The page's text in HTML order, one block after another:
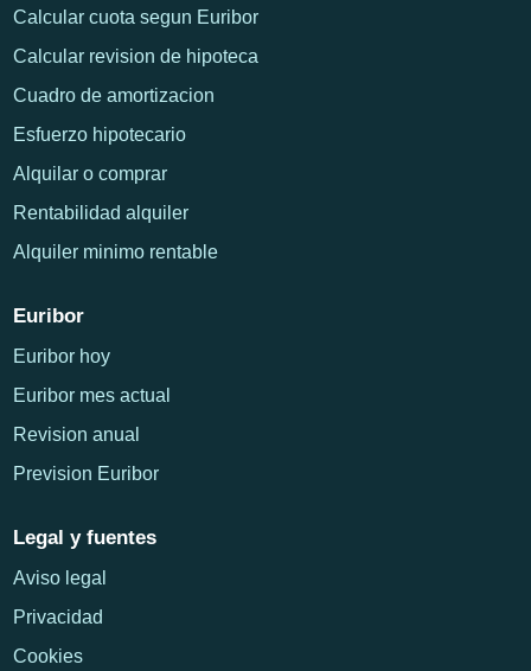
Calcular cuota segun Euribor
Calcular revision de hipoteca
Cuadro de amortizacion
Esfuerzo hipotecario
Alquilar o comprar
Rentabilidad alquiler
Alquiler minimo rentable
Euribor
Euribor hoy
Euribor mes actual
Revision anual
Prevision Euribor
Legal y fuentes
Aviso legal
Privacidad
Cookies